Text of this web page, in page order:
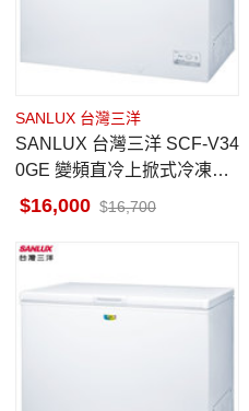
SANLUX 台灣三洋
SANLUX 台灣三洋 SCF-V34
0GE 變頻直冷上掀式冷凍櫃
332公升
16,000 16,700